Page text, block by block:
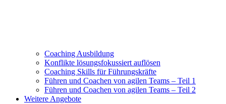
Coaching Ausbildung
Konflikte lösungsfokussiert auflösen
Coaching Skills für Führungskräfte
Führen und Coachen von agilen Teams – Teil 1
Führen und Coachen von agilen Teams – Teil 2
Weitere Angebote